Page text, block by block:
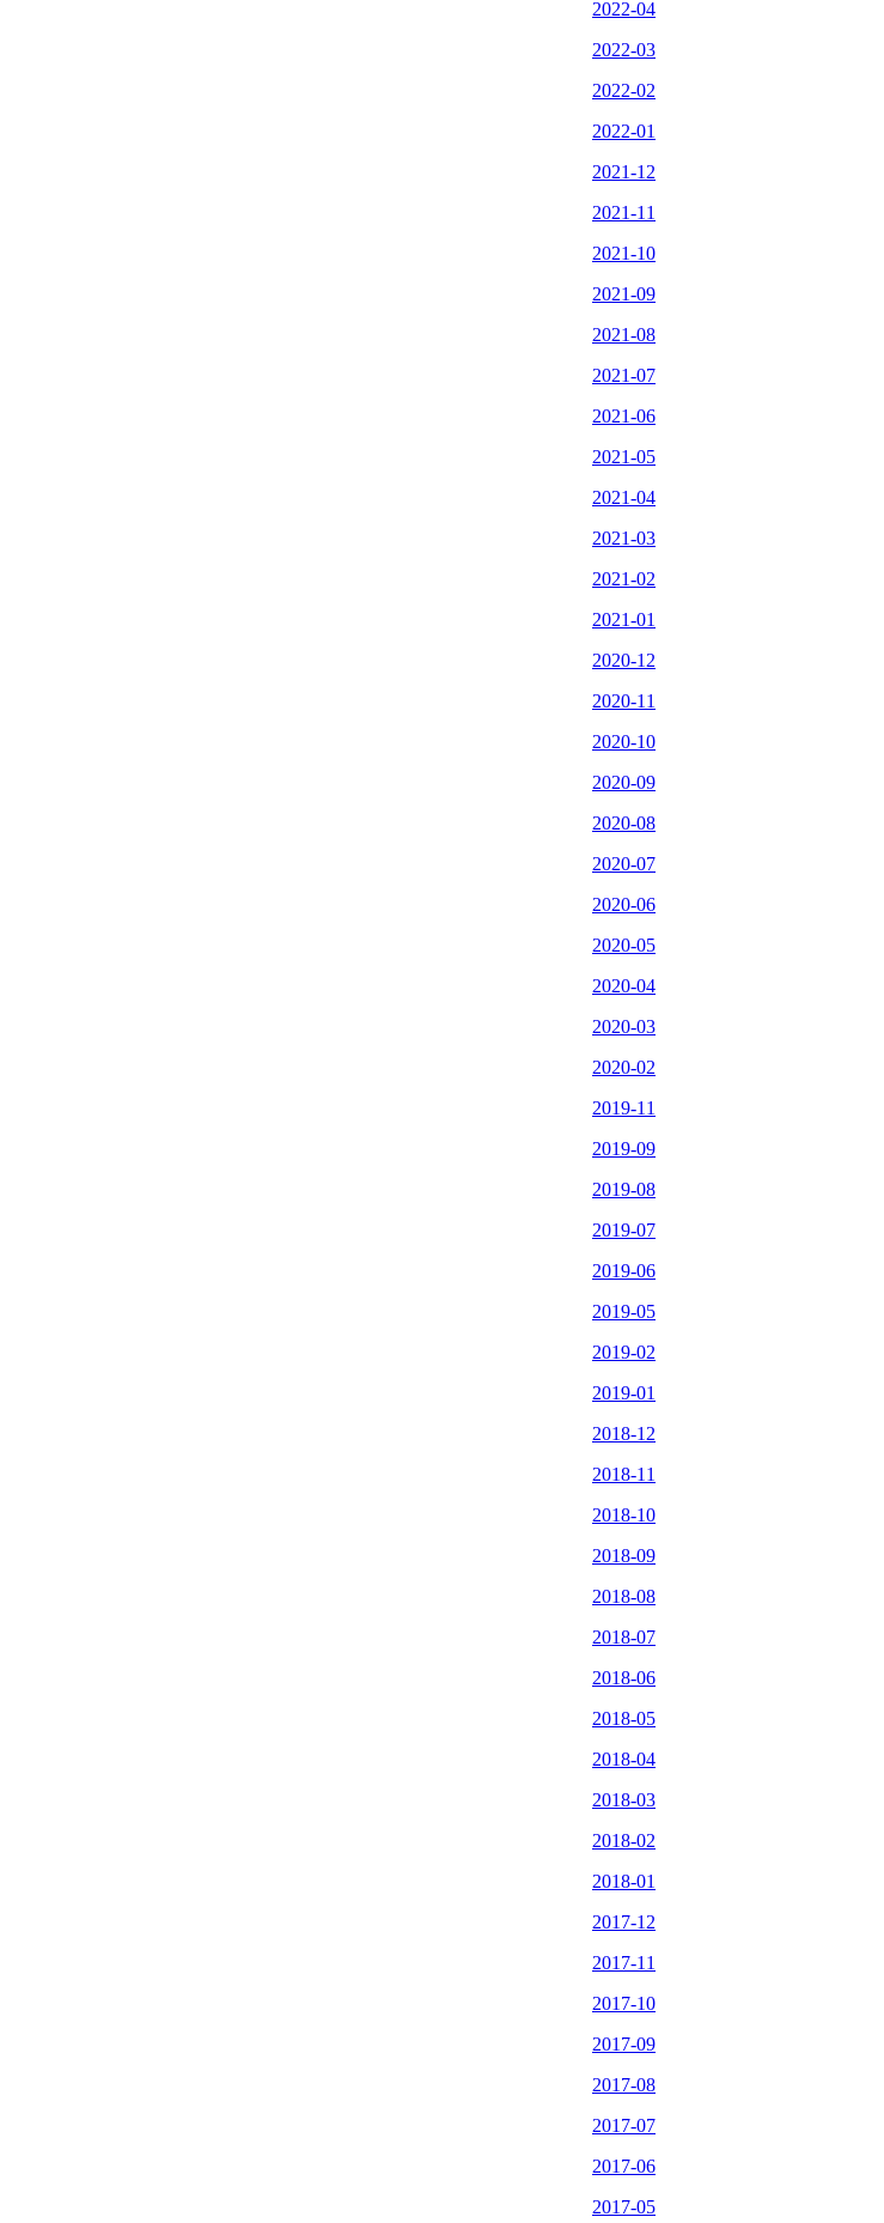
2022-04
2022-03
2022-02
2022-01
2021-12
2021-11
2021-10
2021-09
2021-08
2021-07
2021-06
2021-05
2021-04
2021-03
2021-02
2021-01
2020-12
2020-11
2020-10
2020-09
2020-08
2020-07
2020-06
2020-05
2020-04
2020-03
2020-02
2019-11
2019-09
2019-08
2019-07
2019-06
2019-05
2019-02
2019-01
2018-12
2018-11
2018-10
2018-09
2018-08
2018-07
2018-06
2018-05
2018-04
2018-03
2018-02
2018-01
2017-12
2017-11
2017-10
2017-09
2017-08
2017-07
2017-06
2017-05